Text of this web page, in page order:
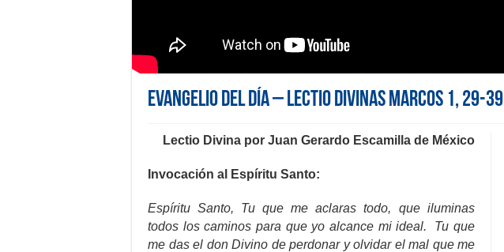
Evangelio del día – Lectio Divinas Marcos 1, 29-39
Lectio Divina por Juan Gerardo Escamilla de México
Invocación al Espíritu Santo:
Espíritu Santo, Tu que me aclaras todo, que iluminas
todos los caminos para que yo alcance mi ideal. Tu que
me das el don Divino de perdonar y olvidar el mal que me